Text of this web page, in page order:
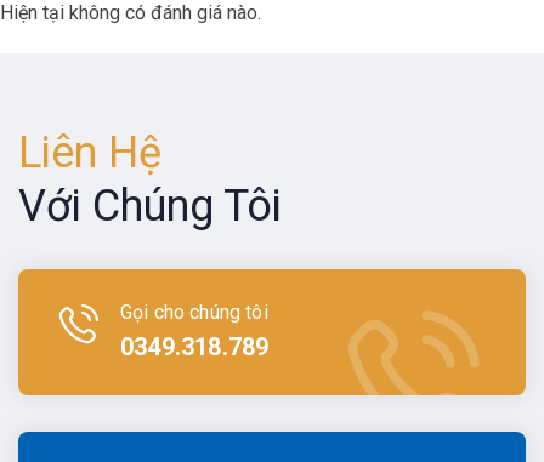
Hiện tại không có đánh giá nào.
Liên Hệ
Với Chúng Tôi
Gọi cho chúng tôi
0349.318.789